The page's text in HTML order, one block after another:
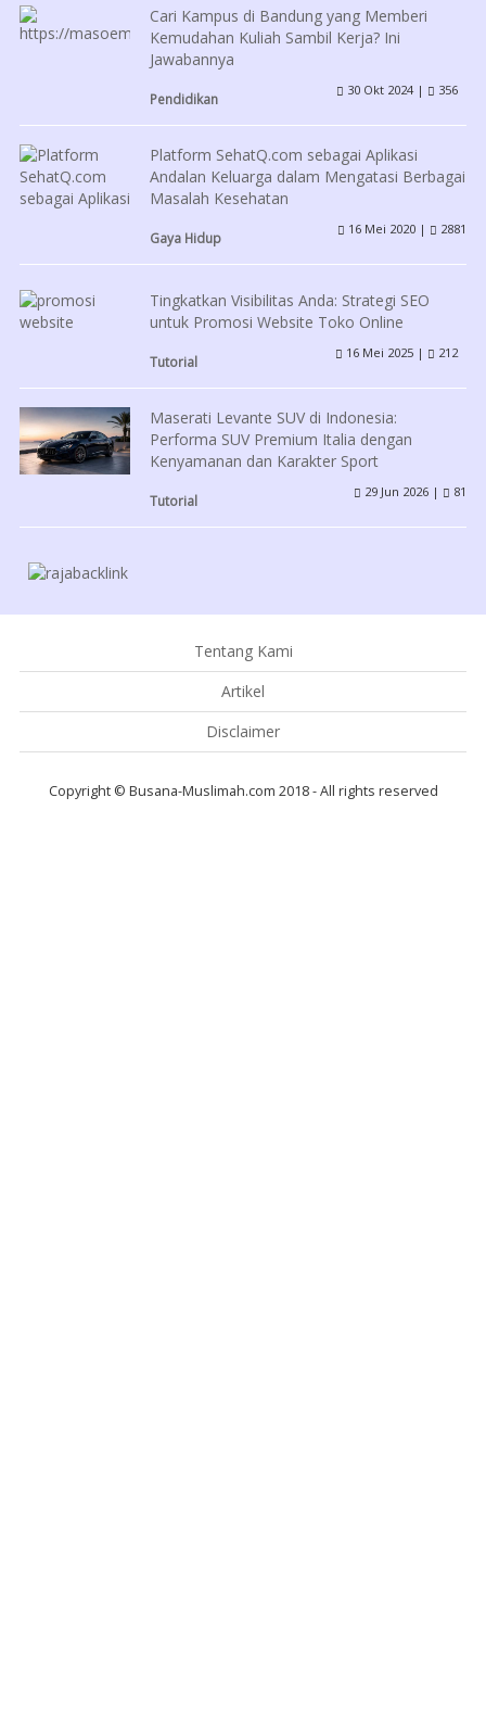
Cari Kampus di Bandung yang Memberi
Kemudahan Kuliah Sambil Kerja? Ini
Jawabannya
Pendidikan
30 Okt 2024 | 356
Platform SehatQ.com sebagai Aplikasi
Andalan Keluarga dalam Mengatasi Berbagai
Masalah Kesehatan
Gaya Hidup
16 Mei 2020 | 2881
Tingkatkan Visibilitas Anda: Strategi SEO
untuk Promosi Website Toko Online
Tutorial
16 Mei 2025 | 212
Maserati Levante SUV di Indonesia:
Performa SUV Premium Italia dengan
Kenyamanan dan Karakter Sport
Tutorial
29 Jun 2026 | 81
Tentang Kami
Artikel
Disclaimer
Copyright © Busana-Muslimah.com 2018 - All rights reserved